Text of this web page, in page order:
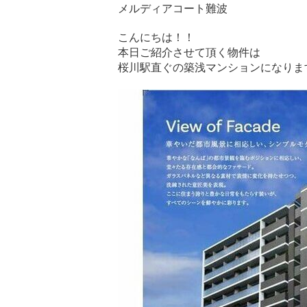
メルディアコート難波
こんにちは！！
本日ご紹介させて頂く物件は
桜川駅直ぐの築浅マンションになりま